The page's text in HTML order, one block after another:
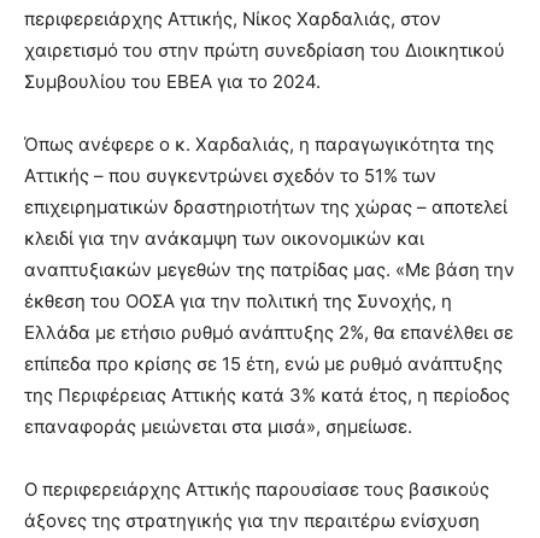
περιφερειάρχης Αττικής, Νίκος Χαρδαλιάς, στον
χαιρετισμό του στην πρώτη συνεδρίαση του Διοικητικού
Συμβουλίου του ΕΒΕΑ για το 2024.
Όπως ανέφερε ο κ. Χαρδαλιάς, η παραγωγικότητα της
Αττικής – που συγκεντρώνει σχεδόν το 51% των
επιχειρηματικών δραστηριοτήτων της χώρας – αποτελεί
κλειδί για την ανάκαμψη των οικονομικών και
αναπτυξιακών μεγεθών της πατρίδας μας. «Με βάση την
έκθεση του ΟΟΣΑ για την πολιτική της Συνοχής, η
Ελλάδα με ετήσιο ρυθμό ανάπτυξης 2%, θα επανέλθει σε
επίπεδα προ κρίσης σε 15 έτη, ενώ με ρυθμό ανάπτυξης
της Περιφέρειας Αττικής κατά 3% κατά έτος, η περίοδος
επαναφοράς μειώνεται στα μισά», σημείωσε.
Ο περιφερειάρχης Αττικής παρουσίασε τους βασικούς
άξονες της στρατηγικής για την περαιτέρω ενίσχυση